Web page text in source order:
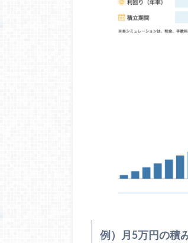
例）月5万円の積